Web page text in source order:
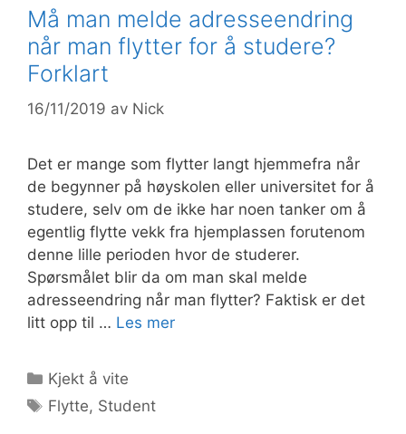
Må man melde adresseendring
når man flytter for å studere?
Forklart
16/11/2019 av Nick
Det er mange som flytter langt hjemmefra når
de begynner på høyskolen eller universitet for å
studere, selv om de ikke har noen tanker om å
egentlig flytte vekk fra hjemplassen forutenom
denne lille perioden hvor de studerer.
Spørsmålet blir da om man skal melde
adresseendring når man flytter? Faktisk er det
litt opp til … Les mer
Kategorier
Kjekt å vite
Stikkord
Flytte, Student